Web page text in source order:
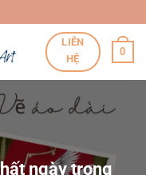
LIÊN
HỆ
0
ngày trọng